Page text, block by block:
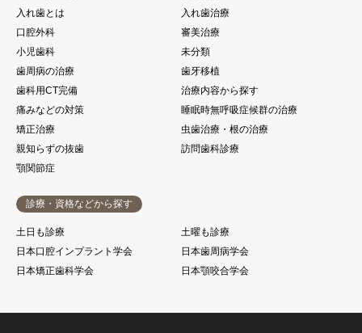
入れ歯とは
入れ歯治療
口腔外科
審美治療
小児歯科
未分類
歯周病の治療
歯牙移植
歯科用CT完備
治療内容から探す
痛みなどの対策
睡眠時無呼吸症候群の治療
矯正治療
虫歯治療・根の治療
親知らずの抜歯
訪問歯科診療
顎関節症
診療・資格などから探す
土日も診療
土曜も診療
日本口腔インプラント学会
日本歯周病学会
日本矯正歯科学会
日本顎咬合学会